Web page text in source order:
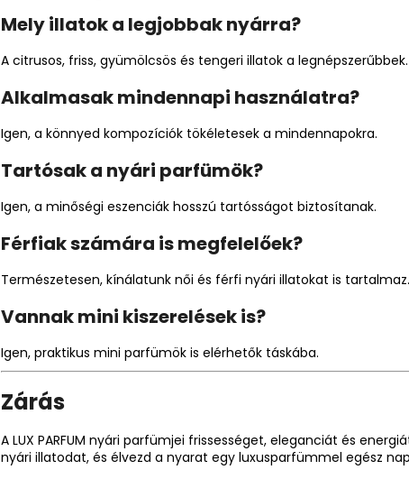
Mely illatok a legjobbak nyárra?
A citrusos, friss, gyümölcsös és tengeri illatok a legnépszerűbbek.
Alkalmasak mindennapi használatra?
Igen, a könnyed kompozíciók tökéletesek a mindennapokra.
Tartósak a nyári parfümök?
Igen, a minőségi eszenciák hosszú tartósságot biztosítanak.
Férfiak számára is megfelelőek?
Természetesen, kínálatunk női és férfi nyári illatokat is tartalmaz.
Vannak mini kiszerelések is?
Igen, praktikus mini parfümök is elérhetők táskába.
Zárás
A LUX PARFUM nyári parfümjei frissességet, eleganciát és
nyári illatodat, és élvezd a nyarat egy luxusparfümmel egész